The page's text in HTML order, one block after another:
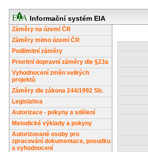
Informační systém EIA
Záměry na území ČR
Záměry mimo území ČR
Podlimitní záměry
Prioritní dopravní záměry dle §23a
Vyhodnocení změn velkých
projektů
Záměry dle zákona 244/1992 Sb.
Legislativa
Autorizace - pokyny a sdělení
Metodické výklady a pokyny
Autorizované osoby pro
zpracování dokumentace, posudku
a vyhodnocení